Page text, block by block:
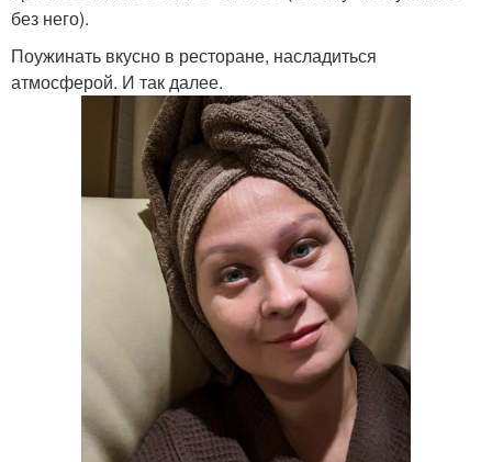
без него).
Поужинать вкусно в ресторане, насладиться
атмосферой. И так далее.